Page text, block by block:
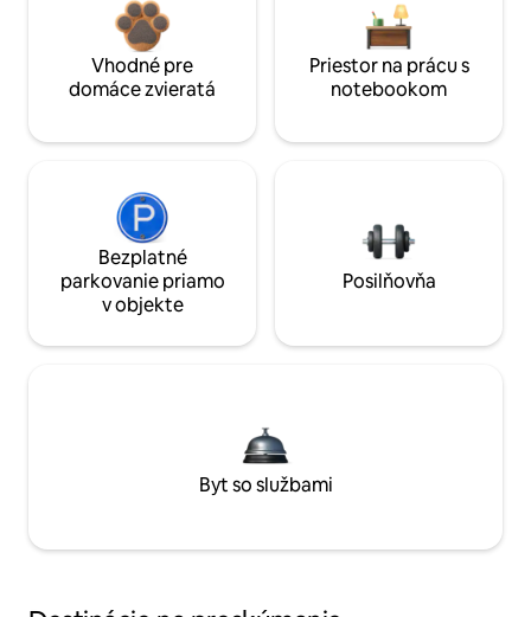
Vhodné pre
domáce zvieratá
Priestor na prácu s
notebookom
Bezplatné
parkovanie priamo
v objekte
Posilňovňa
Byt so službami